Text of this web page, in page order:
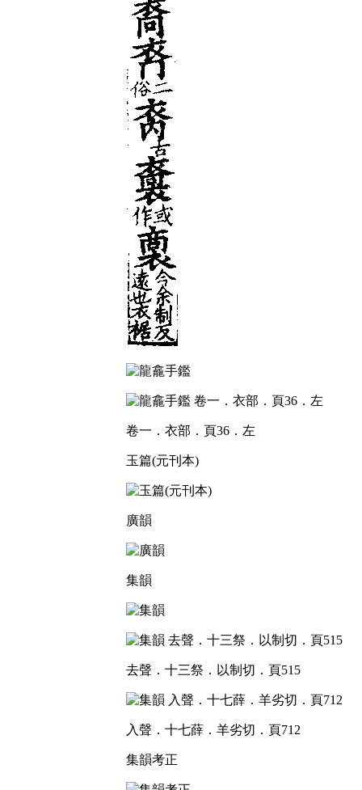
卷一．衣部．頁36．左
玉篇(元刊本)
廣韻
集韻
去聲．十三祭．以制切．頁515
入聲．十七薛．羊劣切．頁712
集韻考正